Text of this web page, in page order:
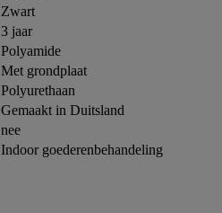
Zwart
3 jaar
Polyamide
Met grondplaat
Polyurethaan
Gemaakt in Duitsland
nee
Indoor goederenbehandeling